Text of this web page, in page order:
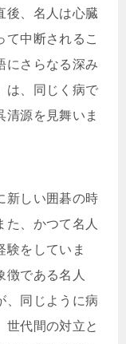
後、名人は心臓
て中断されるこ
にさらなる深み
は、同じく病で
清源を見舞いま
新しい囲碁の時
た、かつて名人
験をしていま
徴である名人
、同じように病
世代間の対立と